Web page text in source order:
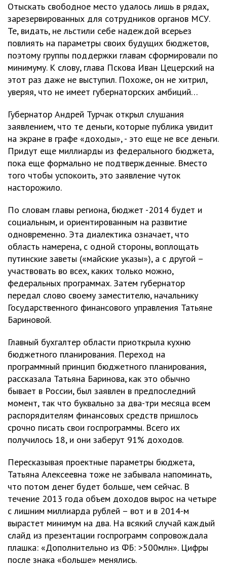
Отыскать свободное место удалось лишь в рядах,
зарезервированных для сотрудников органов МСУ.
Те, видать, не льстили себе надеждой всерьез
повлиять на параметры своих будущих бюджетов,
поэтому группы поддержки главам сформировали по
минимуму. К слову, глава Пскова Иван Цецерский на
этот раз даже не выступил. Похоже, он не хитрил,
уверяя, что не имеет губернаторских амбиций…
Губернатор Андрей Турчак открыл слушания
заявлением, что те деньги, которые публика увидит
на экране в графе «доходы», - это еще не все деньги.
Придут еще миллиарды из федерального бюджета,
пока еще формально не подтвержденные. Вместо
того чтобы успокоить, это заявление чуток
насторожило.
По словам главы региона, бюджет -2014 будет и
социальным, и ориентированным на развитие
одновременно. Эта диалектика означает, что
область намерена, с одной стороны, воплощать
путинские заветы («майские указы»), а с другой –
участвовать во всех, каких только можно,
федеральных программах. Затем губернатор
передал слово своему заместителю, начальнику
Государственного финансового управления Татьяне
Бариновой.
Главный бухгалтер области приоткрыла кухню
бюджетного планирования. Переход на
программный принцип бюджетного планирования,
рассказала Татьяна Баринова, как это обычно
бывает в России, был заявлен в предпоследний
момент, так что буквально за два-три месяца всем
распорядителям финансовых средств пришлось
срочно писать свои госпрограммы. Всего их
получилось 18, и они заберут 91% доходов.
Пересказывая проектные параметры бюджета,
Татьяна Алексеевна тоже не забывала напоминать,
что потом денег будет больше, чем сейчас. В
течение 2013 года объем доходов вырос на четыре
с лишним миллиарда рублей – вот и в 2014-м
вырастет минимум на два. На всякий случай каждый
слайд из презентации госпрограмм сопровождала
плашка: «Дополнительно из ФБ: >500млн». Цифры
после знака «больше» менялись.